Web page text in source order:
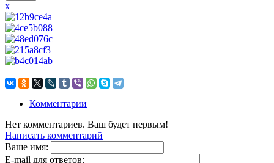
x
—
Комментарии
Нет комментариев. Ваш будет первым!
Написать комментарий
Ваше имя:
E-mail для ответов: